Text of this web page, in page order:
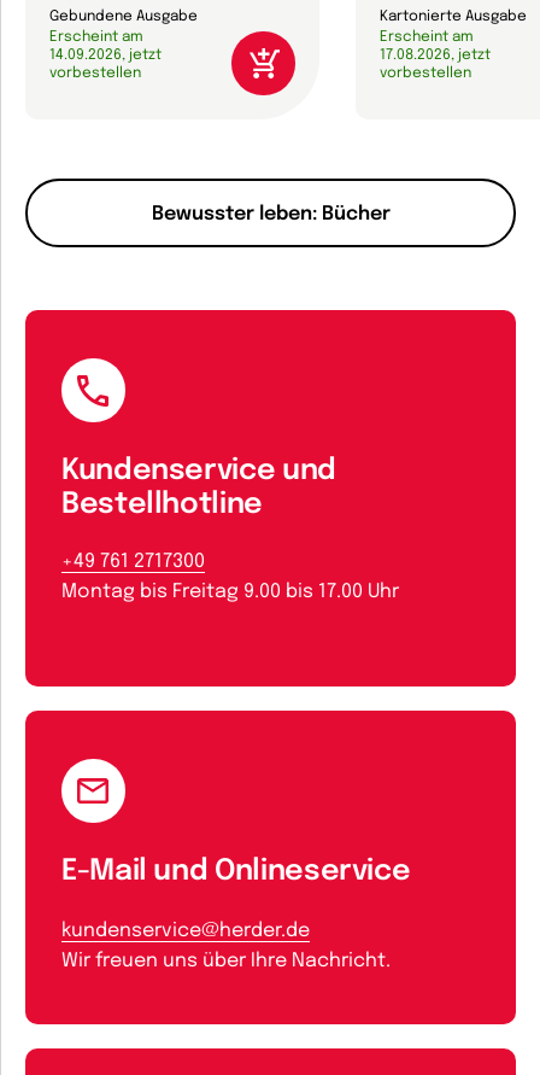
Bewusster leben: Bücher
Gebundene Ausgabe
Erscheint am
14.09.2026, jetzt
vorbestellen
Kartonierte Ausgabe
Erscheint am
17.08.2026, jetzt
vorbestellen
Kundenservice und
Bestellhotline
+49 761 2717300
Montag bis Freitag 9.00 bis 17.00 Uhr
E-Mail und Onlineservice
kundenservice@herder.de
Wir freuen uns über Ihre Nachricht.